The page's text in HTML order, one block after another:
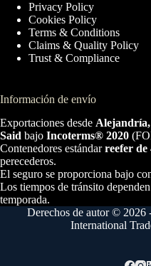
Privacy Policy
Cookies Policy
Terms & Conditions
Claims & Quality Policy
Trust & Compliance
Información de envío
Exportaciones desde
Said bajo Incoterms® 2020
Contenedores estándarreefer de
perecederos.
El seguro se proporciona bajo
Los tiempos de tránsito
temporada.
Derechos de autor © 2026
International